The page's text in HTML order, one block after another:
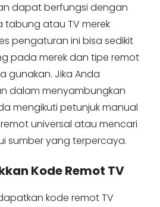
dapat berfungsi dengan
tabung atau TV merek
pengaturan ini bisa sedikit
pada merek dan tipe remot
gunakan. Jika Anda
dalam menyambungkan
mengikuti petunjuk manual
universal atau mencari
sumber yang terpercaya.
Kode Remot TV
kode remot TV